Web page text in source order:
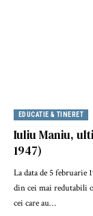
EDUCATIE & TINERET
Iuliu Maniu,
1947)
La data de 5
din cei mai redutabili
cei care au…